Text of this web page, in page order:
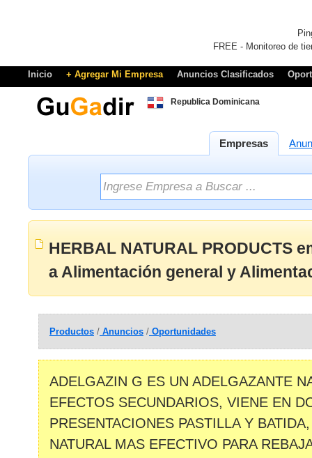
FREE - Monitoreo de
Inicio + Agregar Mi Empresa Anuncios Clasificados
Republica Dominicana
Empresas
HERBAL NATURAL PRODUCTS
a Alimentación general y
Productos / Anuncios / Oportunidades
ADELGAZIN G ES UN ADELGAZANTE
EFECTOS SECUNDARIOS, VIENE EN
PRESENTACIONES PASTILLA Y
NATURAL MAS EFECTIVO PARA